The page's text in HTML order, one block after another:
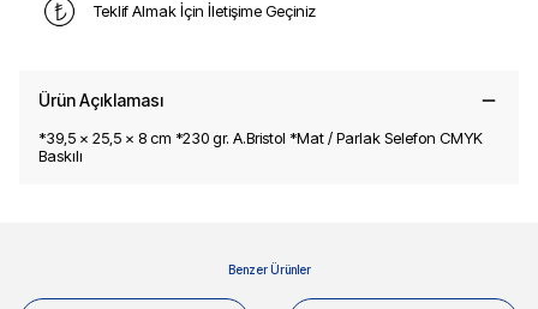
Teklif Almak İçin İletişime Geçiniz
Ürün Açıklaması
*39,5 x 25,5 x 8 cm *230 gr. A.Bristol *Mat / Parlak Selefon CMYK
Baskılı
Benzer Ürünler